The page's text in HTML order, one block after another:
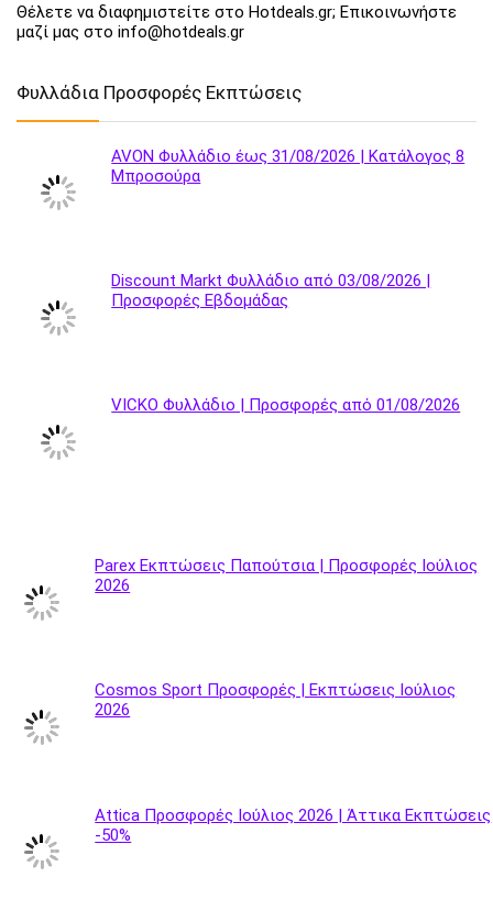
Θέλετε να διαφημιστείτε στο Hotdeals.gr; Επικοινωνήστε
μαζί μας στο info@hotdeals.gr
Φυλλάδια Προσφορές Εκπτώσεις
AVON Φυλλάδιο έως 31/08/2026 | Κατάλογος 8
Μπροσούρα
Discount Markt Φυλλάδιο από 03/08/2026 |
Προσφορές Εβδομάδας
VICKO Φυλλάδιο | Προσφορές από 01/08/2026
Parex Εκπτώσεις Παπούτσια | Προσφορές Ιούλιος
2026
Cosmos Sport Προσφορές | Εκπτώσεις Ιούλιος
2026
Attica Προσφορές Ιούλιος 2026 | Άττικα Εκπτώσεις
-50%